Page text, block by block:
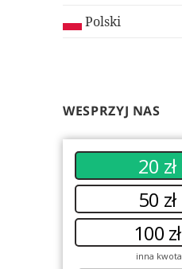
Polski
WESPRZYJ NAS
20 zł
50 zł
100 zł
inna kwota